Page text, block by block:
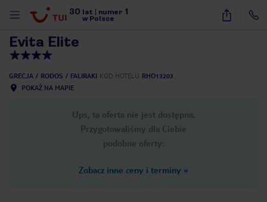
30 lat numer 1
w Polsce
28
Evita Elite
GRECJA RODOS FALIRAKI KOD HOTELU RHO13203
POKAŻ NA MAPIE
Ups, ta oferta nie jest dostępna.
Przygotowaliśmy dla Ciebie
podobne oferty:
Zobacz inne ceny i terminy »